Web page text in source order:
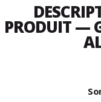
PRODUIT —